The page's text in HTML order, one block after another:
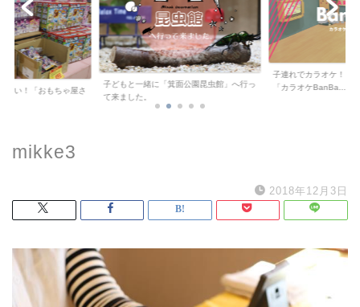
安い！「おもちゃ屋さ
子どもと一緒に「箕面公園昆虫館」へ行っ
て来ました。
子連れでカラオケ！キ
「カラオケBanBa...
mikke3
2018年12月3日